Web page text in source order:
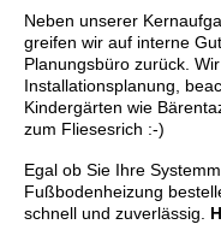
Neben unserer
greifen wir auf interne
Planungsbüro zurück.
Installationsplanung,
Kindergärten wie
zum Fliesesrich :-)
Egal ob Sie Ihre
Fußbodenheizung
schnell und zuverlässig.